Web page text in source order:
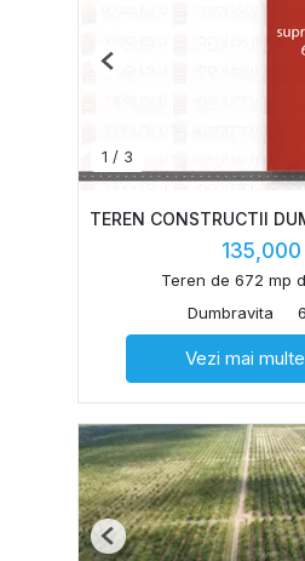
1 / 3
Previous
TEREN CONSTRUCTII
Teren de 672 mp
Dumbravita
Vezi mai
Previous